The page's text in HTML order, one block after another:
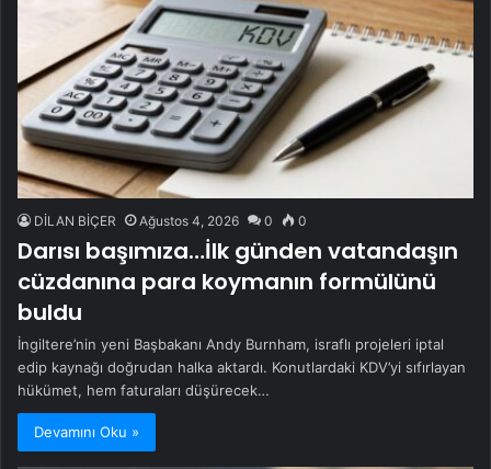
DİLAN BİÇER Ağustos 4, 2026 0 0
Darısı başımıza…İlk günden vatandaşın
cüzdanına para koymanın formülünü
buldu
İngiltere’nin yeni Başbakanı Andy Burnham, israflı projeleri iptal
edip kaynağı doğrudan halka aktardı. Konutlardaki KDV’yi sıfırlayan
hükümet, hem faturaları düşürecek…
Devamını Oku »